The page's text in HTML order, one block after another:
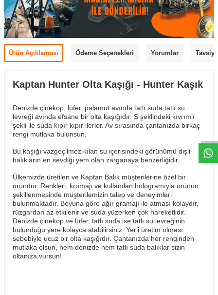
Ürün Açıklaması Ödeme Seçenekleri Yorumlar
Kaptan Hunter Olta Kaşığı - Hunter Kaşık
Denizde çinekop, lüfer, palamut avında tatlı suda tatlı su
levreği avında efsane bir olta kaşığıdır. S şeklindeki kıvrımlı
şekli ile suda kıpır kıpır ilerler. Av sırasında çantanızda birkaç
rengi mutlaka bulunsun.
Bu kaşığı vazgeçilmez kılan su içerisindeki görünümü dişli
balıkların en sevdiği yem olan zarganaya benzerliğidir.
Ülkemizde üretilen ve Kaptan Balık müşterilerine özel bir
üründür. Renkleri, kromajı ve kullanılan hologramıyla ürünün
şekillenmesinde müşterilemizin talep ve deneyimleri
bulunmaktadır. Boyuna göre ağır gramajı ile atması kolaydır,
rüzgardan az etkilenir ve suda yüzerken çok hareketlidir.
Denizde çinekop ve lüfer, tatlı suda ise tatlı su levreğinin
bulunduğu yere kolayca atabilirsiniz. Yerli üretim olması
sebebiyle ucuz bir olta kaşığıdır. Çantanızda her renginden
mutlaka olsun, hem denizde hem tatlı suda balıklar sizin
oltanıza vursun!